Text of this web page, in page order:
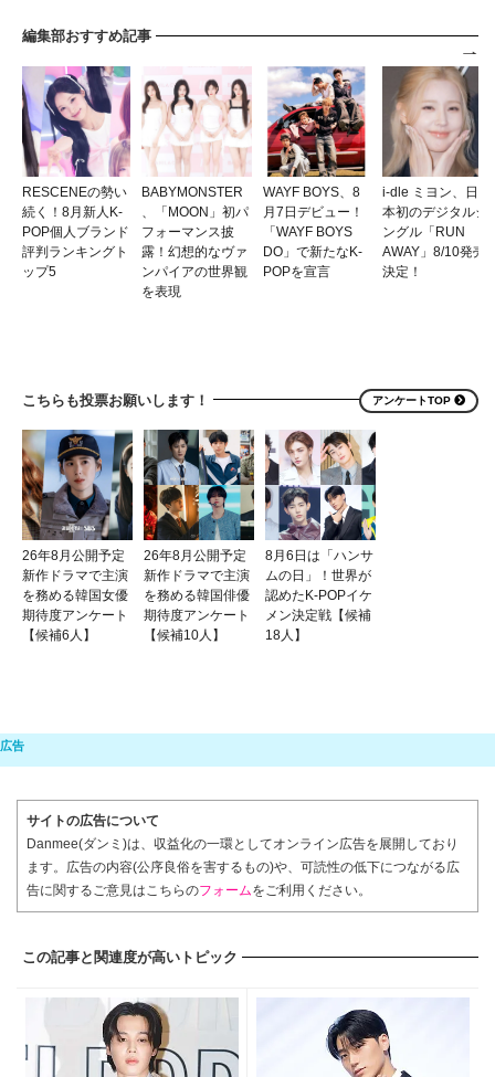
編集部おすすめ記事
RESCENEの勢い
続く！8月新人K-
POP個人ブランド
評判ランキングト
ップ5
BABYMONSTER
、「MOON」初パ
フォーマンス披
露！幻想的なヴァ
ンパイアの世界観
を表現
WAYF BOYS、8
月7日デビュー！
「WAYF BOYS
DO」で新たなK-
POPを宣言
i-dle ミヨン、日
本初のデジタルシ
ングル「RUN
AWAY」8/10発売
決定！
こちらも投票お願いします！ アンケートTOP
26年8月公開予定
新作ドラマで主演
を務める韓国女優
期待度アンケート
【候補6人】
26年8月公開予定
新作ドラマで主演
を務める韓国俳優
期待度アンケート
【候補10人】
8月6日は「ハンサ
ムの日」！世界が
認めたK-POPイケ
メン決定戦【候補
18人】
サイトの広告について
Danmee(ダンミ)は、収益化の一環としてオンライン広告を展開しており
ます。広告の内容(公序良俗を害するもの)や、可読性の低下につながる広
告に関するご意見はこちらのフォームをご利用ください。
この記事と関連度が高いトピック